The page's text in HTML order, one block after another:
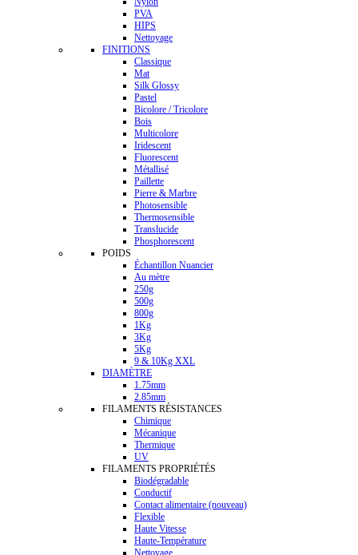
PVA
HIPS
Nettoyage
FINITIONS
Classique
Mat
Silk Glossy
Pastel
Bicolore / Tricolore
Bois
Multicolore
Iridescent
Fluorescent
Métallisé
Paillette
Pierre & Marbre
Photosensible
Thermosensible
Translucide
Phosphorescent
POIDS
Échantillon Nuancier
Au mètre
250g
500g
800g
1Kg
3Kg
5Kg
9 & 10Kg XXL
DIAMÈTRE
1.75mm
2.85mm
FILAMENTS RÉSISTANCES
Chimique
Mécanique
Thermique
UV
FILAMENTS PROPRIÉTÉS
Biodégradable
Conductif
Contact alimentaire (nouveau)
Flexible
Haute Vitesse
Haute-Température
Nettoyage